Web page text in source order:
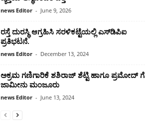
news Editor - June 9, 2026
ರಸ್ತೆ ದುರಸ್ಥಿ ಆಗ್ರಹಿಸಿ ಸರಳಿಕಟ್ಟೆಯಲ್ಲಿ ಎಸ್‌ಡಿಪಿಐ
ಪ್ರತಿಭಟನೆ.
news Editor - December 13, 2024
ಅಕ್ರಮ ಗಣಿಗಾರಿಕೆ ಶಶಿರಾಜ್ ಶೆಟ್ಟಿ ಹಾಗೂ ಪ್ರಮೋದ್ ಗೆ
ಜಾಮೀನು ಮಂಜೂರು
news Editor - June 13, 2024